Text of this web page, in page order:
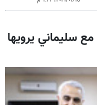
سليماني يرويها